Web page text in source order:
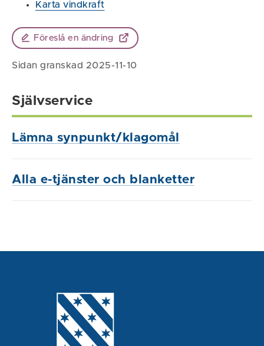
Karta vindkraft
Föreslå en ändring
Sidan granskad 2025-11-10
Självservice
Lämna synpunkt/klagomål
Alla e-tjänster och blanketter